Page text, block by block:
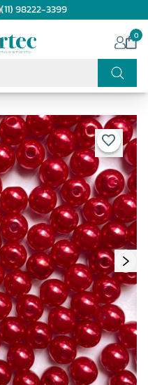
(11) 98222-3399
0